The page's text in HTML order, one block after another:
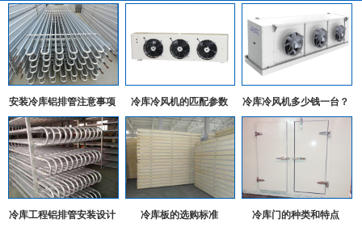
安装冷库铝排管注意事项 冷库冷风机的匹配参数 冷库冷风机多少钱一台？
冷库工程铝排管安装设计
冷库板的选购标准 冷库门的种类和特点